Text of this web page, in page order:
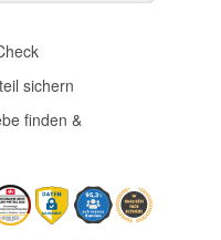
sichern
finden &